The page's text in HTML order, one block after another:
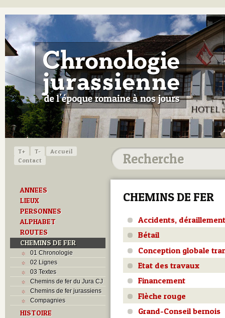
T+ T-
Accueil
Contact
ANNEES
LIEUX
PERSONNES
ALPHABET
ROUTES
CHEMINS DE FER
01 Chronologie
02 Lignes
03 Textes
Chemins de fer du Jura CJ
Chemins de fer jurassiens
Compagnies
HISTOIRE
CHEMINS DE FER
Accidents,
Bétail
Conception globale
Etat des travaux
Financement
Flèche rouge
Grand-Conseil bernois